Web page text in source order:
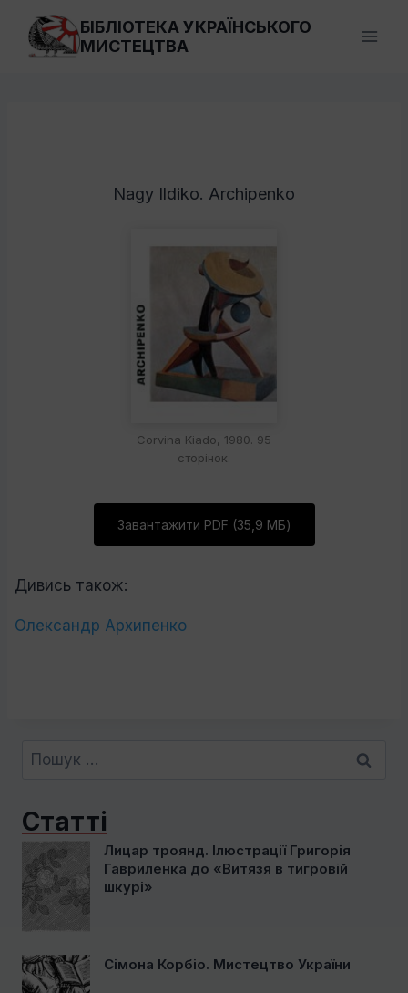
Перейти
вмісту
БІБЛІОТЕКА УКРАЇНСЬКОГО
МИСТЕЦТВА
Nagy Ildiko. Archipenko
Corvina Kiado, 1980. 95
сторінок.
Завантажити PDF (35,9 МБ)
Дивись також:
Олександр Архипенко
Пошук:
Статті
Лицар троянд. Ілюстрації Григорія
Гавриленка до «Витязя в тигровій
шкурі»
Сімона Корбіо. Мистецтво України